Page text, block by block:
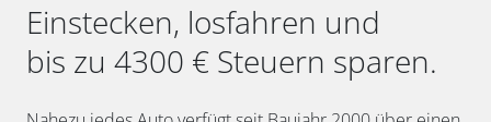
Einstecken, losfahren und
bis zu 4300 € Steuern sparen.